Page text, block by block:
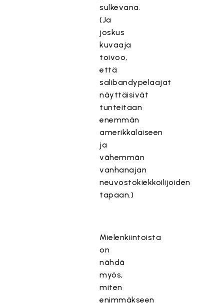
sulkevana.
(Ja
joskus
kuvaaja
toivoo,
että
salibandypelaajat
näyttäisivät
tunteitaan
enemmän
amerikkalaiseen
ja
vähemmän
vanhanajan
neuvostokiekkoilijoiden
tapaan.)
Mielenkiintoista
on
nähdä
myös,
miten
enimmäkseen